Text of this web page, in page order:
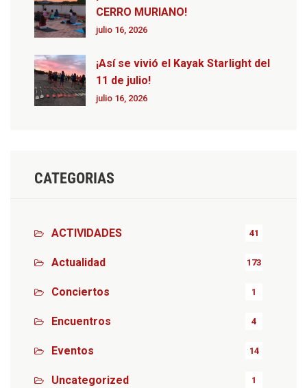
CERRO MURIANO!
julio 16, 2026
¡Así se vivió el Kayak Starlight del
11 de julio!
julio 16, 2026
CATEGORIAS
ACTIVIDADES 41
Actualidad 173
Conciertos 1
Encuentros 4
Eventos 14
Uncategorized 1